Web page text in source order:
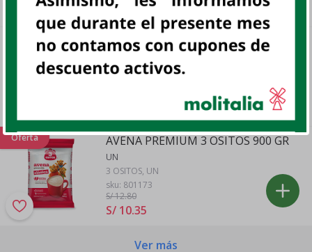
COCKTAIL DE FRUTAS FANNY 820 GR
FANNY, UN
Oferta AVENA PREMIUM 3 OSITOS 900 GR
UN
3 OSITOS, UN
sku: 801173
S/ 12.80
S/ 10.35
Ver más